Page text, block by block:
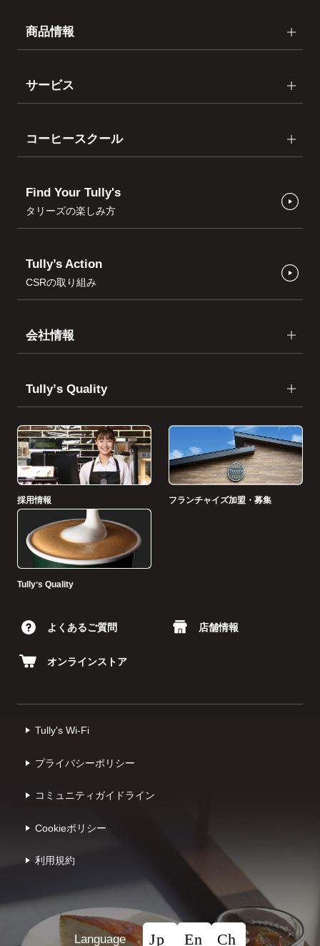
商品情報
サービス
コーヒースクール
Find Your Tully's
タリーズの楽しみ方
Tully’s Action
CSRの取り組み
会社情報
Tullyʼs Quality
採用情報 フランチャイズ加盟・募集
Tullyʼs Quality
よくあるご質問 店舗情報
オンラインストア
Tully's Wi-Fi
プライバシーポリシー
コミュニティガイドライン
Cookieポリシー
利⽤規約
Language